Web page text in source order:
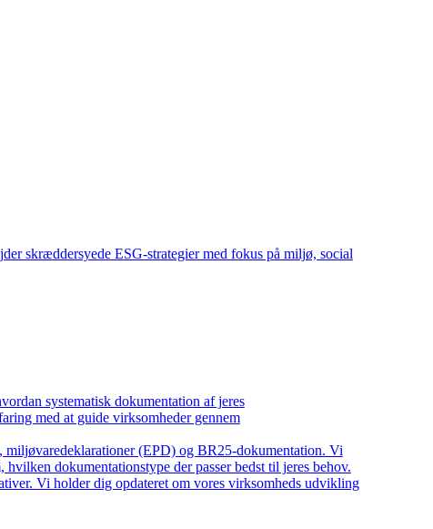
skræddersyede ESG-strategier med fokus på miljø, social
systematisk dokumentation af jeres
med at guide virksomheder gennem
miljøvaredeklarationer (EPD) og BR25-dokumentation. Vi
dokumentationstype der passer bedst til jeres behov.
Vi holder dig opdateret om vores virksomheds udvikling